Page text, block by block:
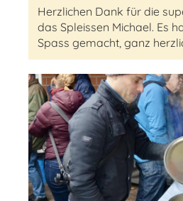
Herzlichen Dank für die
das Spleissen Michael. Es
Spass gemacht, ganz